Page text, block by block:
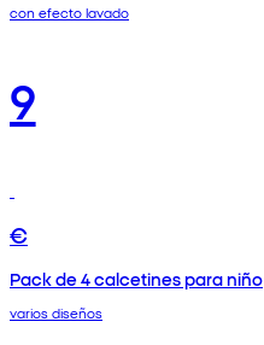
con efecto lavado
9
€
Pack de 4 calcetines para niño
varios diseños